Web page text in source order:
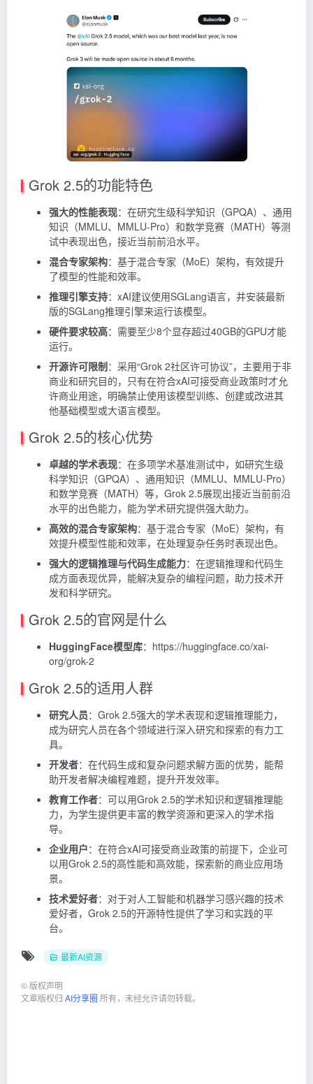
Grok 2.5的功能特色
强大的性能表现：在研究生级科学知识（GPQA）、通用
知识（MMLU、MMLU-Pro）和数学竞赛（MATH）等测
试中表现出色，接近当前前沿水平。
混合专家架构：基于混合专家（MoE）架构，有效提升
了模型的性能和效率。
推理引擎支持：xAI建议使用SGLang语言，并安装最新
版的SGLang推理引擎来运行该模型。
硬件要求较高：需要至少8个显存超过40GB的GPU才能
运行。
开源许可限制：采用“Grok 2社区许可协议”，主要用于非
商业和研究目的，只有在符合xAI可接受商业政策时才允
许商业用途，明确禁止使用该模型训练、创建或改进其
他基础模型或大语言模型。
Grok 2.5的核心优势
卓越的学术表现：在多项学术基准测试中，如研究生级
科学知识（GPQA）、通用知识（MMLU、MMLU-Pro）
和数学竞赛（MATH）等，Grok 2.5展现出接近当前前沿
水平的出色能力，能为学术研究提供强大助力。
高效的混合专家架构：基于混合专家（MoE）架构，有
效提升模型性能和效率，在处理复杂任务时表现出色。
强大的逻辑推理与代码生成能力：在逻辑推理和代码生
成方面表现优异，能解决复杂的编程问题，助力技术开
发和科学研究。
Grok 2.5的官网是什么
HuggingFace模型库：https://huggingface.co/xai-
org/grok-2
Grok 2.5的适用人群
研究人员：Grok 2.5强大的学术表现和逻辑推理能力，
成为研究人员在各个领域进行深入研究和探索的有力工
具。
开发者：在代码生成和复杂问题求解方面的优势，能帮
助开发者解决编程难题，提升开发效率。
教育工作者：可以用Grok 2.5的学术知识和逻辑推理能
力，为学生提供更丰富的教学资源和更深入的学术指
导。
企业用户：在符合xAI可接受商业政策的前提下，企业可
以用Grok 2.5的高性能和高效能，探索新的商业应用场
景。
技术爱好者：对于对人工智能和机器学习感兴趣的技术
爱好者，Grok 2.5的开源特性提供了学习和实践的平
台。
最新AI资源
© 版权声明
文章版权归 AI分享圈 所有，未经允许请勿转载。